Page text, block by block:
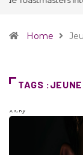
Home
TAGS
Sticky